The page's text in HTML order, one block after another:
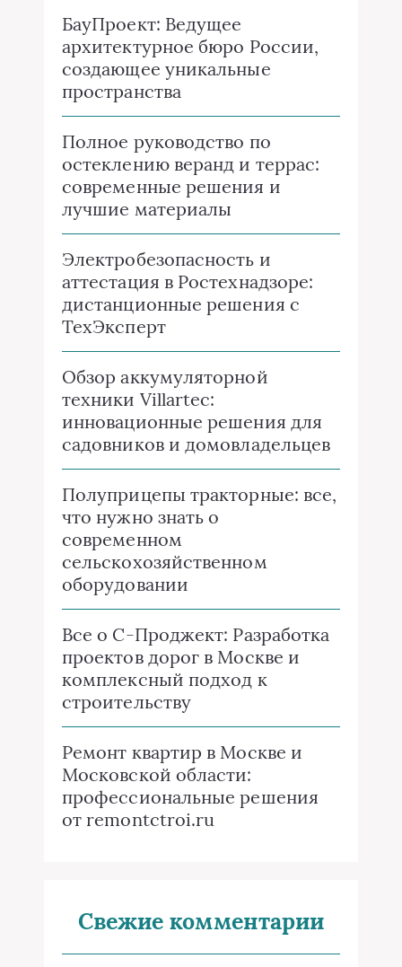
БауПроект: Ведущее
архитектурное бюро России,
создающее уникальные
пространства
Полное руководство по
остеклению веранд и террас:
современные решения и
лучшие материалы
Электробезопасность и
аттестация в Ростехнадзоре:
дистанционные решения с
ТехЭксперт
Обзор аккумуляторной
техники Villartec:
инновационные решения для
садовников и домовладельцев
Полуприцепы тракторные: все,
что нужно знать о
современном
сельскохозяйственном
оборудовании
Все о C-Проджект: Разработка
проектов дорог в Москве и
комплексный подход к
строительству
Ремонт квартир в Москве и
Московской области:
профессиональные решения
от remontctroi.ru
Свежие комментарии